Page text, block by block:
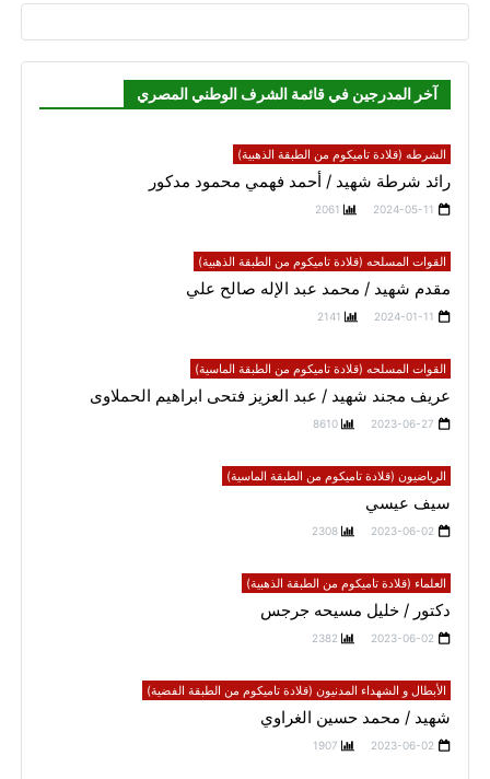
آخر المدرجين في قائمة الشرف الوطني المصري
الشرطه (قلادة تاميكوم من الطبقة الذهبية)
رائد شرطة شهيد / أحمد فهمي محمود مدكور
2024-05-11
2061
القوات المسلحه (قلادة تاميكوم من الطبقة الذهبية)
مقدم شهيد / محمد عبد الإله صالح علي
2024-01-11
2141
القوات المسلحه (قلادة تاميكوم من الطبقة الماسية)
عريف مجند شهيد / عبد العزيز فتحى ابراهيم الحملاوى
2023-06-27
8610
الرياضيون (قلادة تاميكوم من الطبقة الماسية)
سيف عيسي
2023-06-02
2308
العلماء (قلادة تاميكوم من الطبقة الذهبية)
دكتور / خليل مسيحه جرجس
2023-06-02
2382
الأبطال و الشهداء المدنيون (قلادة تاميكوم من الطبقة الفضية)
شهيد / محمد حسين الغراوي
2023-06-02
1907